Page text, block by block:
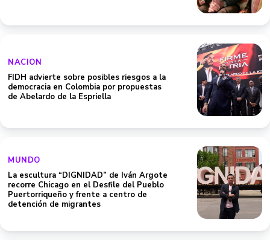
NACION
FIDH advierte sobre posibles riesgos a la
democracia en Colombia por propuestas
de Abelardo de la Espriella
MUNDO
La escultura “DIGNIDAD” de Iván Argote
recorre Chicago en el Desfile del Pueblo
Puertorriqueño y frente a centro de
detención de migrantes